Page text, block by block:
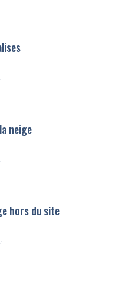
neige
hors du site